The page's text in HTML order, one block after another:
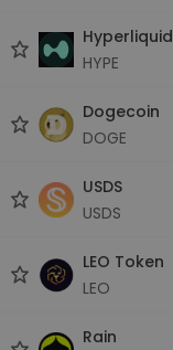
Hyperliquid
HYPE
Dogecoin
DOGE
USDS
USDS
LEO Token
LEO
Rain